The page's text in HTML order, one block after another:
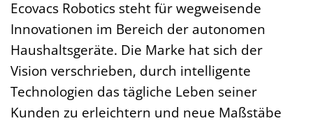
Ecovacs Robotics steht für wegweisende
Innovationen im Bereich der autonomen
Haushaltsgeräte. Die Marke hat sich der
Vision verschrieben, durch intelligente
Technologien das tägliche Leben seiner
Kunden zu erleichtern und neue Maßstäbe